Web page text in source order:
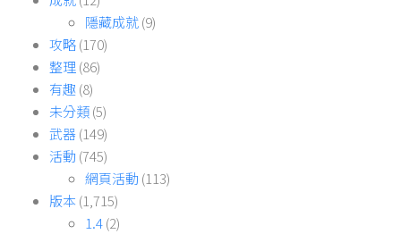
隱藏成就(9)
攻略(170)
整理(86)
有趣(8)
未分類(5)
武器(149)
活動 (745)
網頁活動 (113)
版本 (1,715)
1.4(2)